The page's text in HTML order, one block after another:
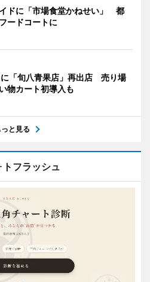
ドに「市場食堂かねせい」 都
ードコートに
「旬八青果店」再出店 売り場
物カート初導入も
っと見る
トフラッシュ